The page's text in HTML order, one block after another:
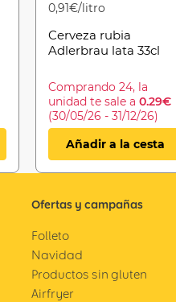
0,91€/litro
Cerveza rubia
Adlerbrau lata 33cl
Comprando 24, la
unidad te sale a 0.29€
(30/05/26 - 31/12/26)
Añadir a la cesta
Ofertas y campañas
Folleto
Navidad
Productos sin gluten
Airfryer